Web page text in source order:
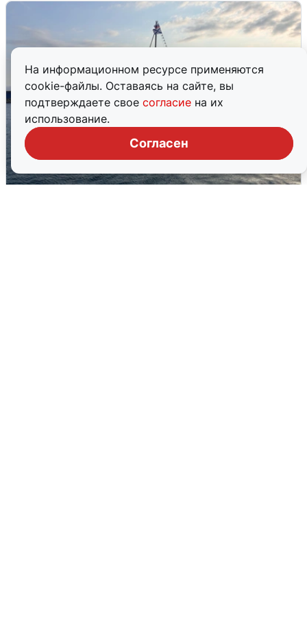
На информационном ресурсе применяются
cookie-файлы. Оставаясь на сайте, вы
подтверждаете свое согласие на их
использование.
Согласен